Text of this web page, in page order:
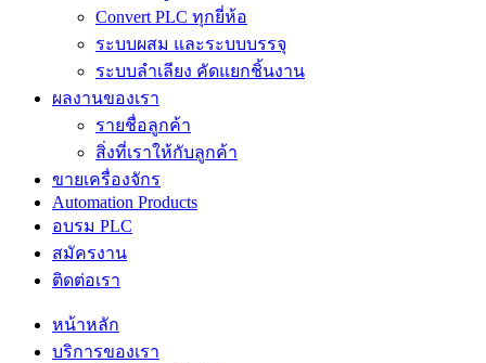
Convert PLC ทุกยี่ห้อ
ระบบผสม และระบบบรรจุ
ระบบลำเลียง คัดแยกชิ้นงาน
ผลงานของเรา
รายชื่อลูกค้า
สิ่งที่เราให้กับลูกค้า
ขายเครื่องจักร
Automation Products
อบรม PLC
สมัครงาน
ติดต่อเรา
หน้าหลัก
บริการของเรา